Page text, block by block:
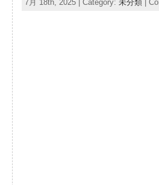
7月 18th, 2025 | Category: 未分類|